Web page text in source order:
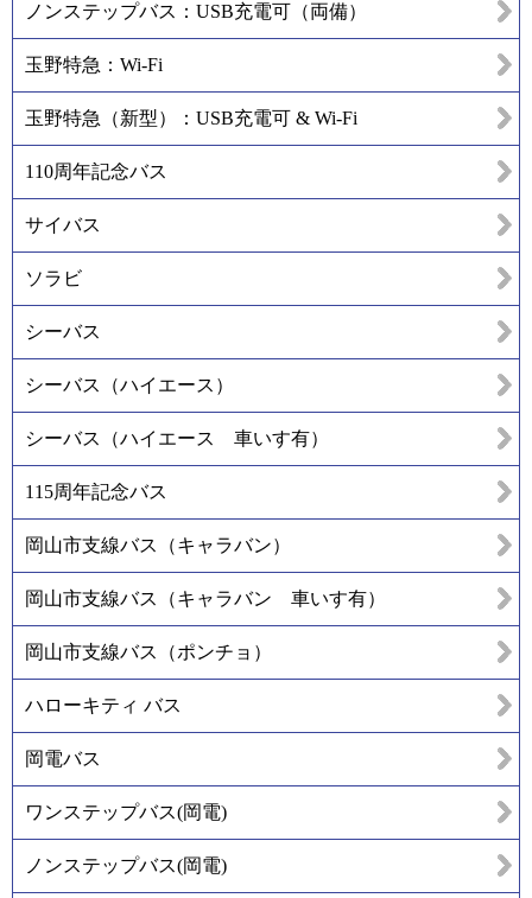
ノンステップバス：USB充電可（両備）
玉野特急：Wi-Fi
玉野特急（新型）：USB充電可 & Wi-Fi
110周年記念バス
サイバス
ソラビ
シーバス
シーバス（ハイエース）
シーバス（ハイエース 車いす有）
115周年記念バス
岡山市支線バス（キャラバン）
岡山市支線バス（キャラバン 車いす有）
岡山市支線バス（ポンチョ）
ハローキティ バス
岡電バス
ワンステップバス(岡電)
ノンステップバス(岡電)